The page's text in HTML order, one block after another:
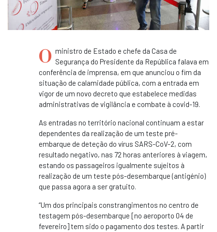
O ministro de Estado e chefe da Casa de
Segurança do Presidente da República falava em
conferência de imprensa, em que anunciou o fim da
situação de calamidade pública, com a entrada em
vigor de um novo decreto que estabelece medidas
administrativas de vigilância e combate à covid-19.
As entradas no território nacional continuam a estar
dependentes da realização de um teste pré-
embarque de deteção do vírus SARS-CoV-2, com
resultado negativo, nas 72 horas anteriores à viagem,
estando os passageiros igualmente sujeitos à
realização de um teste pós-desembarque (antigénio)
que passa agora a ser gratuito.
“Um dos principais constrangimentos no centro de
testagem pós-desembarque [no aeroporto 04 de
fevereiro] tem sido o pagamento dos testes. A partir